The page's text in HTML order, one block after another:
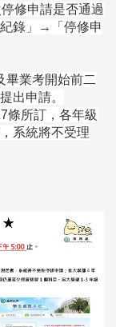
修申請是否通過
錄」→「停修申
畢業考開始前二
出申請。
條所訂，各年級
系統將不受理